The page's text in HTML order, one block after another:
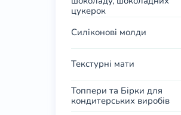
цукерок
Силіконові молди
Текстурні мати
Топпери та Бірки для
кондитерських виробів